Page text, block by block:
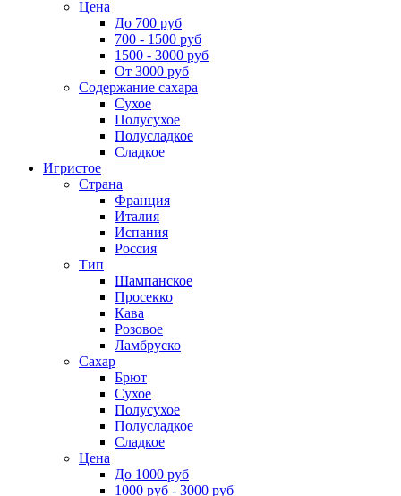
Цена
До 700 руб
700 - 1500 руб
1500 - 3000 руб
От 3000 руб
Содержание сахара
Сухое
Полусухое
Полусладкое
Сладкое
Игристое
Страна
Франция
Италия
Испания
Россия
Тип
Шампанское
Просекко
Кава
Розовое
Ламбруско
Сахар
Брют
Сухое
Полусухое
Полусладкое
Сладкое
Цена
До 1000 руб
1000 руб - 3000 руб